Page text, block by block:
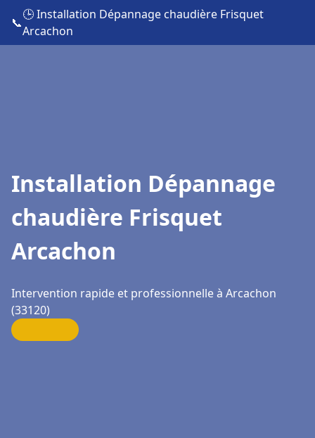
📞
🕒 Installation Dépannage chaudière Frisquet
Arcachon
Installation Dépannage
chaudière Frisquet
Arcachon
Intervention rapide et professionnelle à Arcachon
(33120)